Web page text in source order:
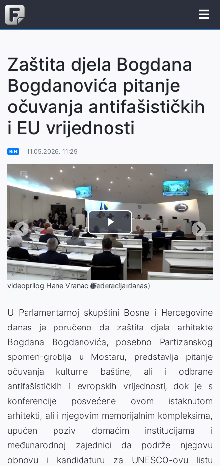
Zaštita djela Bogdana
Bogdanovića pitanje
očuvanja antifašističkih
i EU vrijednosti
BiH 11.05.2026. 11:29
videoprilog Hane Vranac (Federacija danas)
Play
Video
U Parlamentarnoj skupštini Bosne i Hercegovine
danas je poručeno da zaštita djela arhitekte
Bogdana Bogdanovića, posebno Partizanskog
spomen-groblja u Mostaru, predstavlja pitanje
očuvanja kulturne baštine, ali i odbrane
antifašističkih i evropskih vrijednosti, dok je s
konferencije posvećene ovom istaknutom
arhitekti, ali i njegovim memorijalnim kompleksima,
upućen poziv domaćim institucijama i
međunarodnoj zajednici da podrže njegovu
obnovu i kandidaturu za UNESCO-ovu listu